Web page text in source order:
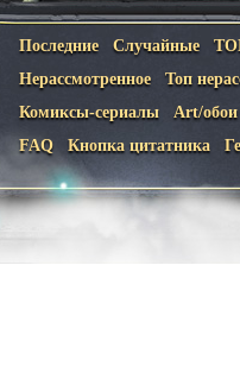
Последние Случайные
Нерассмотренное
Топ
Комиксы-сериалы
Art/обои
FAQ Кнопка цитатника